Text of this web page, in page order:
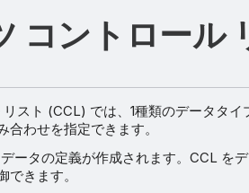
コントロール
スト (CCL) では、1種類のデータタ
わせを指定できます。
ータの定義が作成されます。CCL を
きます。